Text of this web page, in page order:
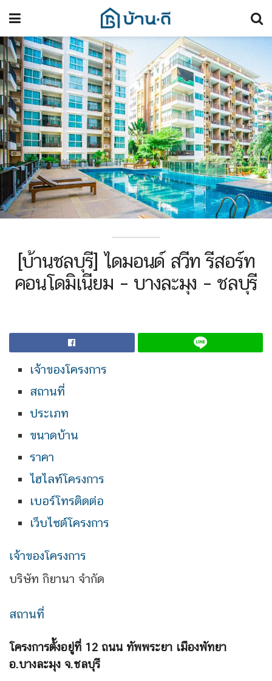
[บ้านชลบุรี] ไดมอนด์ สวีท รีสอร์ท
คอนโดมิเนียม – บางละมุง – ชลบุรี
เจ้าของโครงการ
สถานที่
ประเภท
ขนาดบ้าน
ราคา
ไฮไลท์โครงการ
เบอร์โทรติดต่อ
เว็บไซต์โครงการ
เจ้าของโครงการ
บริษัท กิยานา จำกัด
สถานที่
โครงการตั้งอยู่ที่ 12 ถนน ทัพพระยา เมืองพัทยา
อ.บางละมุง จ.ชลบุรี